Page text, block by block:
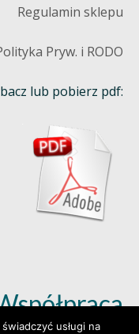
Regulamin sklepu
Pryw. i RODO
lub pobierz pdf:
usługi na